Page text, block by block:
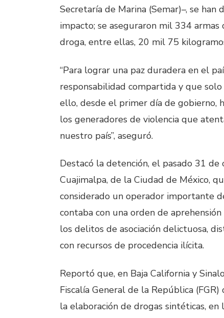
Secretaría de Marina (Semar)–, se
impacto; se aseguraron mil 334
droga, entre ellas, 20 mil 75
“Para lograr una paz duradera en el
responsabilidad compartida y que
ello, desde el primer día de gobierno,
los generadores de violencia que
nuestro país”, aseguró.
Destacó la detención, el pasado 31 de
Cuajimalpa, de la Ciudad de México,
considerado un operador importante
contaba con una orden de
los delitos de asociación delictuosa,
con recursos de procedencia ilícita.
Reportó que, en Baja California y
Fiscalía General de la República
la elaboración de drogas sintéticas,